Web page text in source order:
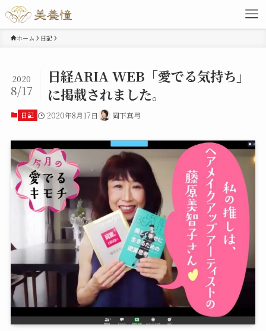
ホーム 日記
日経ARIA WEB「愛でる気持ち」
に掲載されました。
2020
8/17
日記 2020年8月17日 岡下真弓